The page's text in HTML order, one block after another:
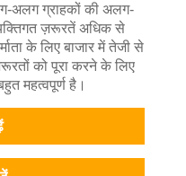
अलग ग्राहकों की अलग-
ज़रूरतें अधिक से
के लिए बाजार में तेजी से
को पूरा करने के लिए
महत्वपूर्ण है।